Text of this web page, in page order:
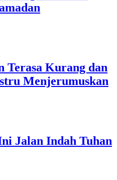
Terasa Kurang dan
Menjerumuskan
Jalan Indah Tuhan